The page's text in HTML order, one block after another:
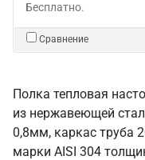
Бесплатно.
Сравнение
Полка тепловая
из нержавеющей
0,8мм, каркас труба
марки AISI 304